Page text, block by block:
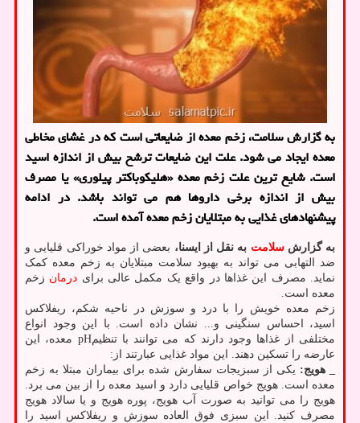
به گزارش سلامت، زخم معده از ضایعاتی است که در غشای مخاطی
معده ایجاد می شود. علت این ضایعات ترشح بیش از اندازه اسید
است. شایع ترین علت زخم معده «هلیکوباکتر پیلوری» یا مصرف
بیش از اندازه برخی داروها هم می تواند باشد. در ادامه
پیشنهادهای غذایی به مبتلایان زخم معده آمده است.
به گزارشسلامت به نقل از ایسنا، بعضی از مواد خوراکی قلیایی و
ضد التهابی می تواند به بهبود سلامت مبتلایان به زخم معده کمک
نماید. مصرف این غذاها در واقع یک مکمل عالی برای درمان زخم
معده است.
زخم معده خویش را با درد و سوزش در ناحیه شکم، ریفلاکس
اسید، احساس سنگینی و... نشان داده است. با این وجود انواع
مختلفی از غذاها وجود دارند که می توانند با تنظیمpH معده، این
عارضه را تسکین دهند. این مواد غذایی عبارتند از:
_ هویج: یکی از سبزیجات سفارش شده برای بیماران مبتلا به زخم
معده است. هویج خواص قلیایی دارد و اسید معده را از بین می برد.
هویج را می توانید به صورت آب هویج، پوره هویج و یا سالاد هویج
مصرف کنید. این سبزی فوق العاده سوزش و ریفلاکس اسید را